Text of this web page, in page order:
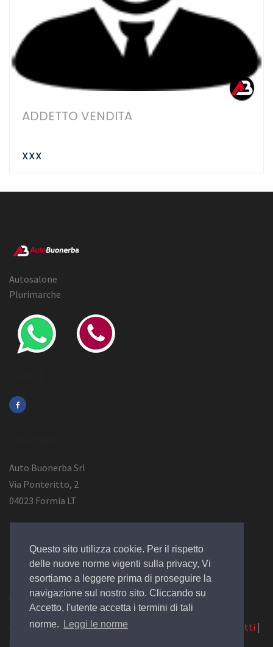
Questo sito utilizza cookie. Per il rispetto
delle nuove norme vigenti sulla privacy, Vi
esortiamo a leggere prima di proseguire la
navigazione sul nostro sito. Cliccando su
Accetto, l'utente accetta i termini di tali
norme.
Leggi le norme
ADDETTO VENDITA
XXX
Autosalone
Plurimarche
Auto Buonerba Srl
Via Ponteritto, 2
04023 Formia LT
P.Iva 01473730594
© 2019 Design by EGSoft
Cookie|Privacy Law|Azienda Contatti |
Siamo su Carpro.it